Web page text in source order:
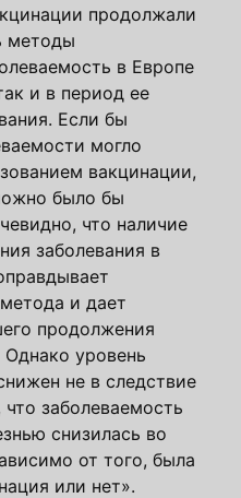
продолжали
методы
в Европе
и в период ее
Если бы
могло
вакцинации,
было бы
что наличие
заболевания в
и дает
продолжения
уровень
не в следствие
заболеваемость
снизилась во
от того, была
или нет».